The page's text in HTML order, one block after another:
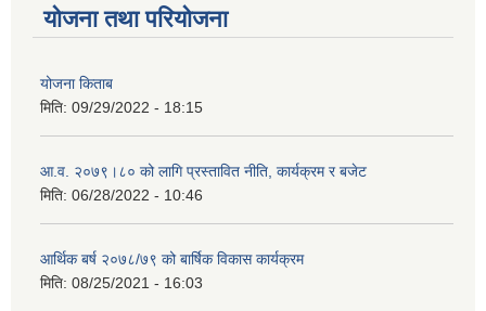
योजना तथा परियोजना
योजना किताब
मिति: 09/29/2022 - 18:15
आ.व. २०७९।८० को लागि प्रस्तावित नीति, कार्यक्रम र बजेट
मिति: 06/28/2022 - 10:46
आर्थिक बर्ष २०७८/७९ को बार्षिक विकास कार्यक्रम
मिति: 08/25/2021 - 16:03